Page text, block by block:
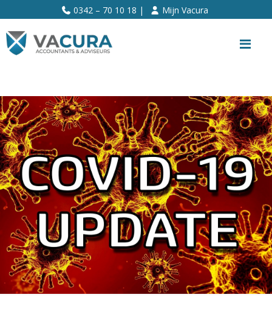
0342 – 70 10 18 | Mijn Vacura